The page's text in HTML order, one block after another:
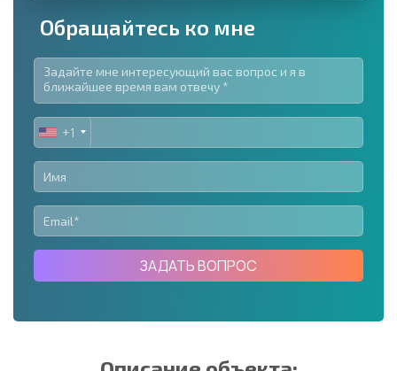
Обращайтесь ко мне
UNITED
STATES
+1
+1
ЗАДАТЬ ВОПРОС